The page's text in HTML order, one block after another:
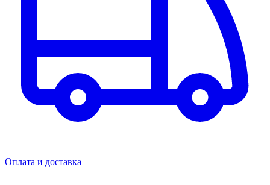
Оплата и доставка